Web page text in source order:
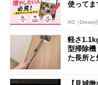
使ってま
AD（Dreaw
軽さ
型掃除
た長所と